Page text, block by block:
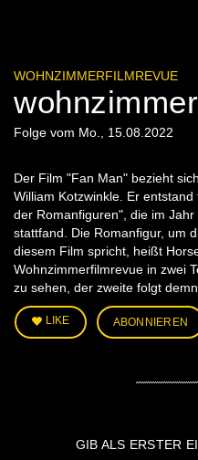
WOHNZIMMERFILMREVUE
Folge vom Mo., 15.08.2022
Der Film "Fan Man" bezieht
William Kotzwinkle. Er
der Romanfiguren", die im
stattfand. Die Romanfigur, um
diesem Film spricht, heißt
Wohnzimmerfilmrevue in zwei
zu sehen, der zweite folgt
LIKE ABONNIEREN
GIB ALS ERSTER